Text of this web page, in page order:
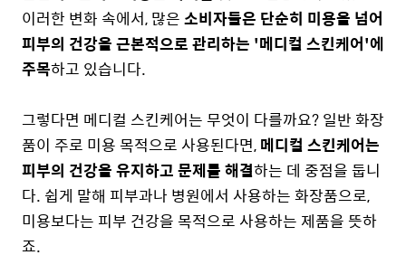
이러한 변화 속에서, 많은소비자들은 단순히 미용을 넘어
피부의 건강을 근본적으로 관리하는 '메디컬 스킨케어'에
주목하고 있습니다.
그렇다면 메디컬 스킨케어는 무엇이 다를까요?일반 화장
품이 주로 미용 목적으로 사용된다면,메디컬 스킨케어는
피부의 건강을 유지하고 문제를 해결하는 데 중점을 둡니
다. 쉽게 말해 피부과나 병원에서 사용하는 화장품으로,
미용보다는 피부 건강을 목적으로 사용하는 제품을 뜻하
죠.